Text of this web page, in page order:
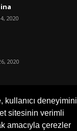
kullanıcı deneyimini
sitesinin verimli
amacıyla çerezler
2020
2020
2020